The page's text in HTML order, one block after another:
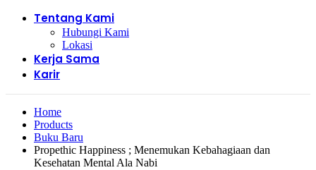
Tentang Kami
Hubungi Kami
Lokasi
Kerja Sama
Karir
Home
Products
Buku Baru
Propethic Happiness ; Menemukan Kebahagiaan dan
Kesehatan Mental Ala Nabi